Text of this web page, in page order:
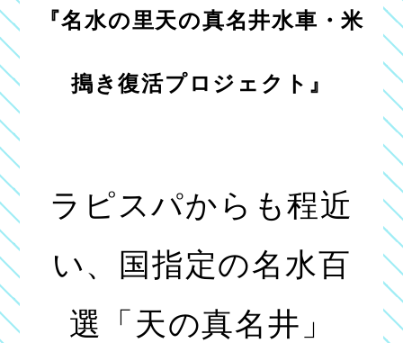
『名水の里天の真名井水車・米
搗き復活プロジェクト』
ラピスパからも程近
い、国指定の名水百
選「天の真名井」